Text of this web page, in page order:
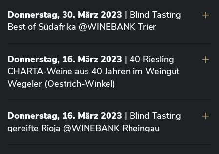
Donnerstag, 30. März 2023 | Blind Tasting
Best of Südafrika @WINEBANK Trier
Donnerstag, 16. März 2023 | 40 Riesling
CHARTA-Weine aus 40 Jahren im Weingut
Wegeler (Oestrich-Winkel)
Donnerstag, 16. März 2023 | Blind Tasting
gereifte Rioja @WINEBANK Rheingau